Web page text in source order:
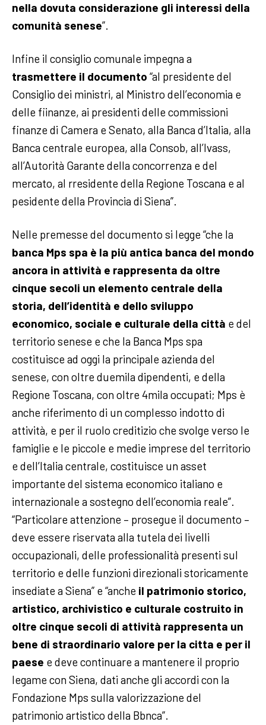
nella dovuta considerazione gli interessi della
comunità senese”.
Infine il consiglio comunale impegna a
trasmettere il documento “al presidente del
Consiglio dei ministri, al Ministro dell’economia e
delle fiinanze, ai presidenti delle commissioni
finanze di Camera e Senato, alla Banca d’ltalia, alla
Banca centrale europea, alla Consob, all’lvass,
all’Autorità Garante della concorrenza e del
mercato, al rresidente della Regione Toscana e al
pesidente della Provincia di Siena”.
Nelle premesse del documento si legge “che la
banca Mps spa è la più antica banca del mondo
ancora in attività e rappresenta da oltre
cinque secoli un elemento centrale della
storia, dell’identità e dello sviluppo
economico, sociale e culturale della città e del
territorio senese e che la Banca Mps spa
costituisce ad oggi la principale azienda del
senese, con oltre duemila dipendenti, e della
Regione Toscana, con oltre 4mila occupati; Mps è
anche riferimento di un complesso indotto di
attività, e per il ruolo creditizio che svolge verso le
famiglie e le piccole e medie imprese del territorio
e dell’Italia centrale, costituisce un asset
importante del sistema economico italiano e
internazionale a sostegno dell’economia reale”.
“Particolare attenzione – prosegue il documento –
deve essere riservata alla tutela dei livelli
occupazionali, delle professionalità presenti sul
territorio e delle funzioni direzionali storicamente
insediate a Siena” e “anche il patrimonio storico,
artistico, archivistico e culturale costruito in
oltre cinque secoli di attività rappresenta un
bene di straordinario valore per la citta e per il
paese e deve continuare a mantenere il proprio
legame con Siena, dati anche gli accordi con la
Fondazione Mps sulla valorizzazione del
patrimonio artistico della Bbnca”.